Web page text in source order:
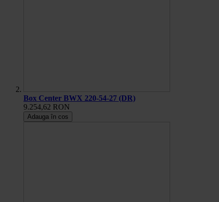
Box Center BWX 220-54-27 (DR)
9.254,62 RON
Adauga în cos